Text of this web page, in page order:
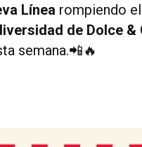
Línea rompiendo
de Dolce &
semana.📲🔥